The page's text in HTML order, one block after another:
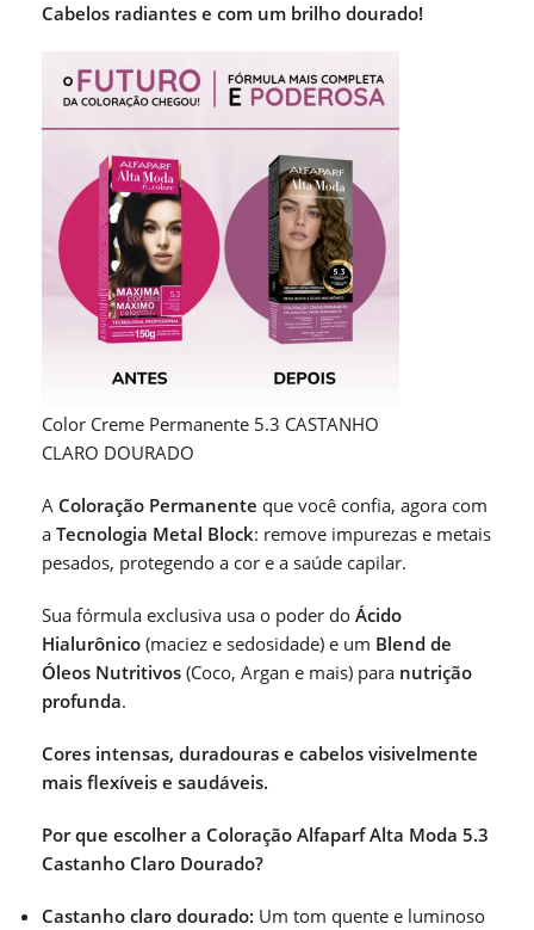
Cabelos radiantes e com um brilho dourado!
Color Creme Permanente 5.3 CASTANHO
CLARO DOURADO
A Coloração Permanente que você confia, agora com
a Tecnologia Metal Block: remove impurezas e metais
pesados, protegendo a cor e a saúde capilar.
Sua fórmula exclusiva usa o poder do Ácido
Hialurônico (maciez e sedosidade) e um Blend de
Óleos Nutritivos (Coco, Argan e mais) para nutrição
profunda.
Cores intensas, duradouras e cabelos visivelmente
mais flexíveis e saudáveis.
Por que escolher a Coloração Alfaparf Alta Moda 5.3
Castanho Claro Dourado?
Castanho claro dourado: Um tom quente e luminoso